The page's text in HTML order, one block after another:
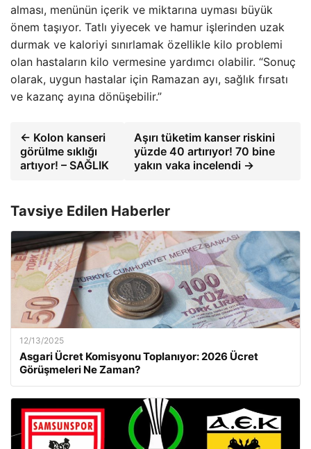
alması, menünün içerik ve miktarına uyması büyük
önem taşıyor. Tatlı yiyecek ve hamur işlerinden uzak
durmak ve kaloriyi sınırlamak özellikle kilo problemi
olan hastaların kilo vermesine yardımcı olabilir. “Sonuç
olarak, uygun hastalar için Ramazan ayı, sağlık fırsatı
ve kazanç ayına dönüşebilir.”
← Kolon kanseri
görülme sıklığı
artıyor! – SAĞLIK
Aşırı tüketim kanser riskini
yüzde 40 artırıyor! 70 bine
yakın vaka incelendi →
Tavsiye Edilen Haberler
12/13/2025
Asgari Ücret Komisyonu Toplanıyor: 2026 Ücret
Görüşmeleri Ne Zaman?